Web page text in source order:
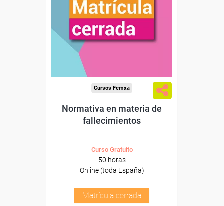
Cursos Femxa
Normativa en materia de
fallecimientos
Curso Gratuito
50 horas
Online (toda España)
Matrícula cerrada